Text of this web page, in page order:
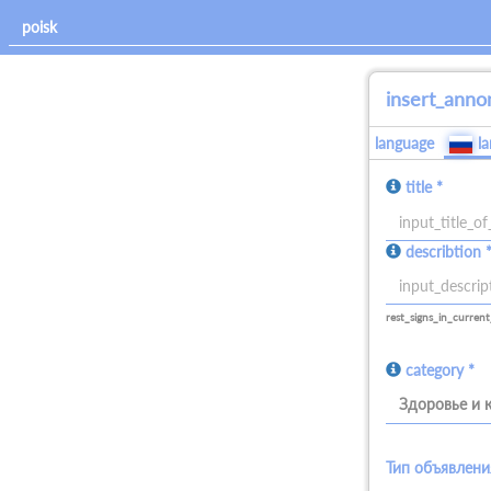
language
title *
allowed_signs:
describtion *
allowed_signs:
category *
Здоровье и
Тип